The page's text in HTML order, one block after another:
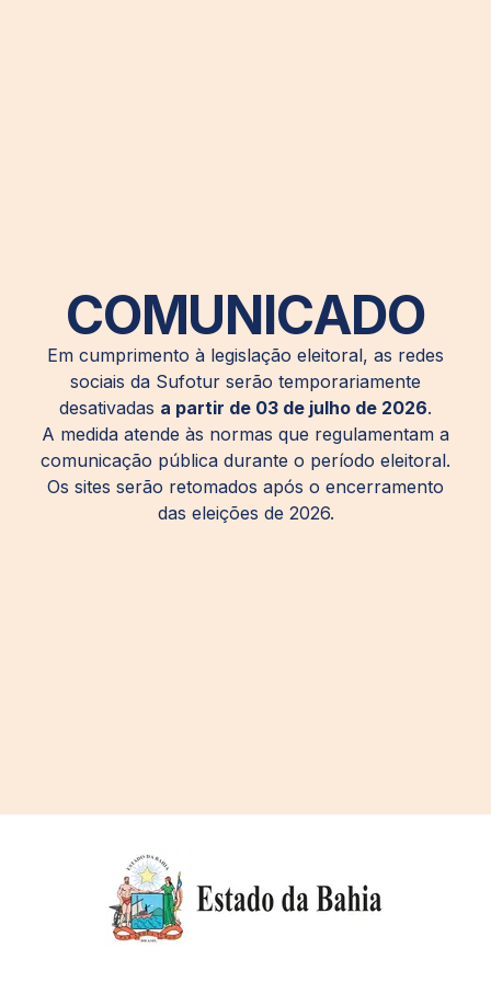
COMUNICADO
Em cumprimento à legislação eleitoral, as redes
sociais da Sufotur serão temporariamente
desativadas a partir de 03 de julho de 2026.
A medida atende às normas que regulamentam a
comunicação pública durante o período eleitoral.
Os sites serão retomados após o encerramento
das eleições de 2026.